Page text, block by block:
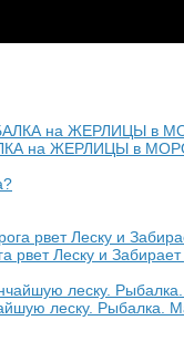
на ЖЕРЛИЦЫ в
Леску и Забирает
леску. Рыбалка.